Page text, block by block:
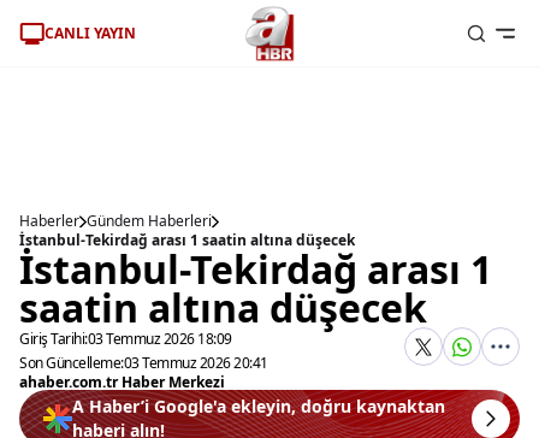
CANLI YAYIN
Haberler Gündem Haberleri
İstanbul-Tekirdağ arası 1 saatin altına düşecek
İstanbul-Tekirdağ arası 1
saatin altına düşecek
Giriş Tarihi:03 Temmuz 2026 18:09
Son Güncelleme:03 Temmuz 2026 20:41
ahaber.com.tr Haber Merkezi
A Haber’i Google'a ekleyin, doğru kaynaktan
haberi alın!